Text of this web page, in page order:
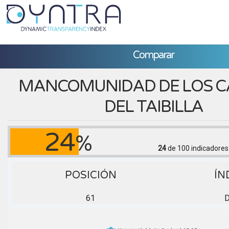
Comparar
MANCOMUNIDAD DE LOS
DEL TAIBILLA
24% 24de 100
POSICIÓN
61